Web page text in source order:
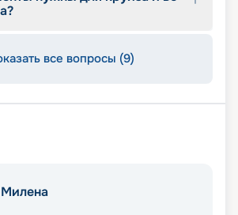
все вопросы (9)
Милена